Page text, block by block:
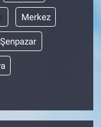
Merkez
Şenpazar